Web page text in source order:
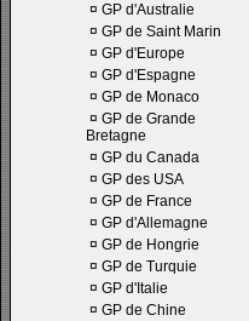
¤ GP d'Australie
¤ GP de Saint Marin
¤ GP d'Europe
¤ GP d'Espagne
¤ GP de Monaco
¤ GP de Grande
Bretagne
¤ GP du Canada
¤ GP des USA
¤ GP de France
¤ GP d'Allemagne
¤ GP de Hongrie
¤ GP de Turquie
¤ GP d'Italie
¤ GP de Chine